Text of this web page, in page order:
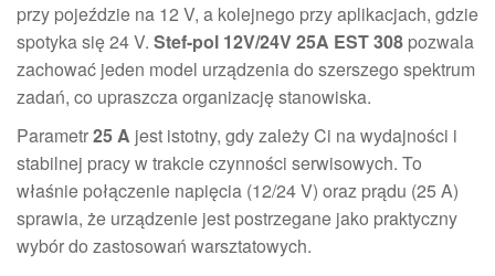
przy pojeździe na 12 V, a kolejnego przy aplikacjach, gdzie
spotyka się 24 V. Stef-pol 12V/24V 25A EST 308 pozwala
zachować jeden model urządzenia do szerszego spektrum
zadań, co upraszcza organizację stanowiska.
Parametr25 A jest istotny, gdy zależy Ci na wydajności i
stabilnej pracy w trakcie czynności serwisowych. To
właśnie połączenie napięcia (12/24 V) oraz prądu (25 A)
sprawia, że urządzenie jest postrzegane jako praktyczny
wybór do zastosowań warsztatowych.